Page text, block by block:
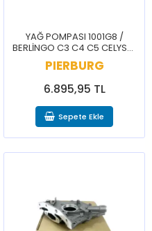
YAĞ POMPASI 1001G8 /
BERLİNGO C3 C4 C5 CELYSEE
JUMPY DS5 2008 208 3008
301 308 5008 508 PRTNR
RİFTER
PIERBURG
6.895,95 TL
Sepete Ekle